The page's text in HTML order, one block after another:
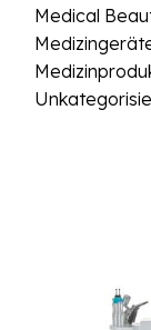
Medical